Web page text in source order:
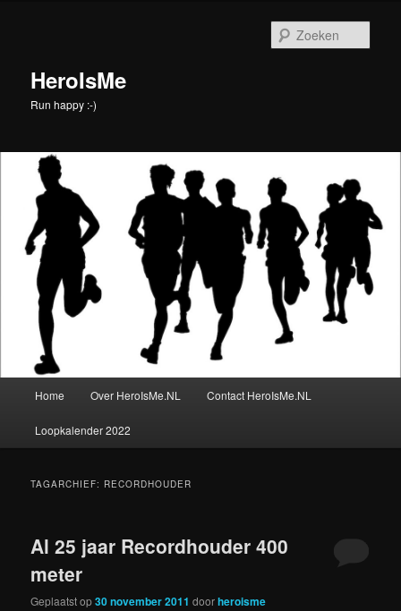
inhoud
inhoudHeroIsMe
Run happy :-)
Home Over HeroIsMe.NL Contact HeroIsMe.NL
Loopkalender 2022
TAGARCHIEF: RECORDHOUDER
Al 25 jaar Recordhouder 400
meter
Geplaatst op30 november 2011 doorheroisme